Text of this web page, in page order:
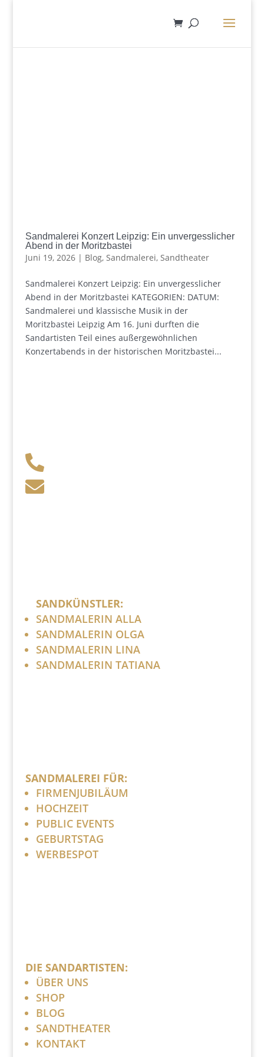
Sandmalerei Konzert Leipzig: Ein unvergesslicher
Abend in der Moritzbastei
Juni 19, 2026| Blog, Sandmalerei, Sandtheater
Sandmalerei Konzert Leipzig: Ein unvergesslicher
Abend in der Moritzbastei KATEGORIEN: DATUM:
Sandmalerei und klassische Musik in der
Moritzbastei Leipzig Am 16. Juni durften die
Sandartisten Teil eines außergewöhnlichen
Konzertabends in der historischen Moritzbastei...


SANDKÜNSTLER:
SANDMALERIN ALLA
SANDMALERIN OLGA
SANDMALERIN LINA
SANDMALERIN TATIANA
SANDMALEREI FÜR:
FIRMENJUBILÄUM
HOCHZEIT
PUBLIC EVENTS
GEBURTSTAG
WERBESPOT
DIE SANDARTISTEN:
ÜBER UNS
SHOP
BLOG
SANDTHEATER
KONTAKT